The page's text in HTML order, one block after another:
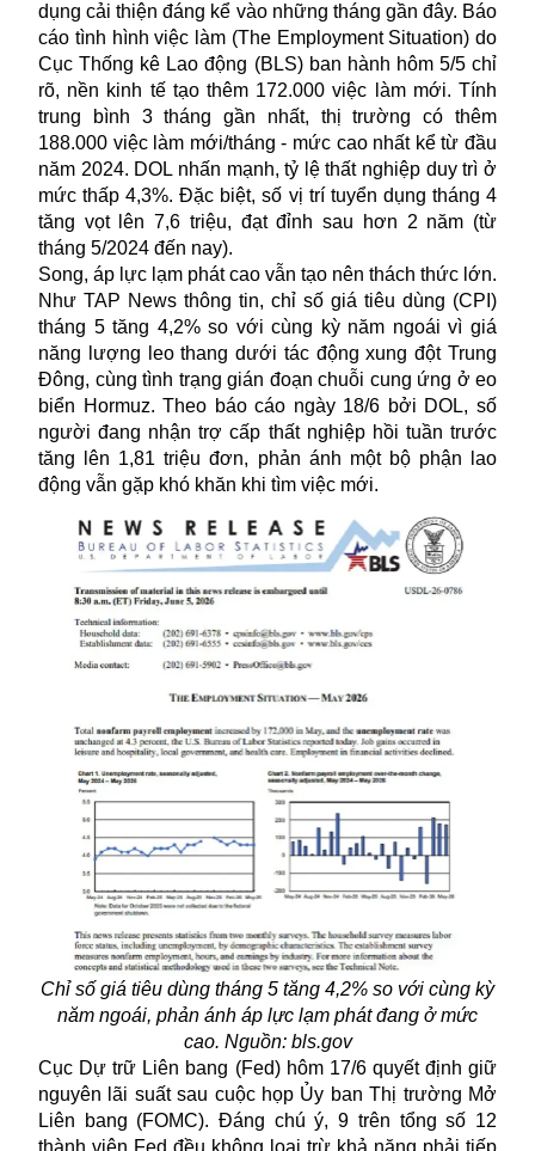
dụng cải thiện đáng kể vào những tháng gần đây. Báo
cáo tình hình việc làm (The Employment Situation) do
Cục Thống kê Lao động (BLS) ban hành hôm 5/5 chỉ
rõ, nền kinh tế tạo thêm 172.000 việc làm mới. Tính
trung bình 3 tháng gần nhất, thị trường có thêm
188.000 việc làm mới/tháng - mức cao nhất kể từ đầu
năm 2024. DOL nhấn mạnh, tỷ lệ thất nghiệp duy trì ở
mức thấp 4,3%. Đặc biệt, số vị trí tuyển dụng tháng 4
tăng vọt lên 7,6 triệu, đạt đỉnh sau hơn 2 năm (từ
tháng 5/2024 đến nay).
Song, áp lực lạm phátcao vẫn tạo nên thách thức lớn.
Như TAP News thông tin, chỉ số giá tiêu dùng (CPI)
tháng 5 tăng 4,2% so với cùng kỳ năm ngoái vì giá
năng lượng leo thang dưới tác động xung đột Trung
Đông, cùng tình trạng gián đoạn chuỗi cung ứng ở eo
biển Hormuz. Theo báo cáo ngày 18/6 bởi DOL, số
người đang nhận trợ cấp thất nghiệp hồi tuần trước
tăng lên 1,81 triệu đơn, phản ánh một bộ phận lao
động vẫn gặp khó khăn khi tìm việc mới.
Chỉ số giá tiêu dùng tháng 5 tăng 4,2% so với cùng kỳ
năm ngoái, phản ánh áp lực lạm phát đang ở mức
cao. Nguồn: bls.gov
Cục Dự trữ Liên bang (Fed) hôm 17/6 quyết định giữ
nguyên lãi suất sau cuộc họp Ủy ban Thị trường Mở
Liên bang (FOMC). Đáng chú ý, 9 trên tổng số 12
thành viên Fed đều không loại trừ khả năng phải tiếp